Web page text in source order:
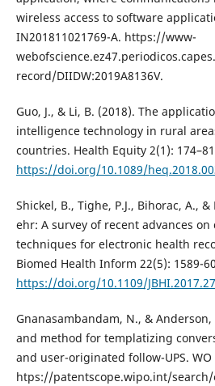
wireless access to software
IN201811021769-A. https://www-
record/DIIDW:2019A8136V.
Guo, J., & Li, B. (2018). The
intelligence technology in rural
countries. Health Equity 2(1):
https://doi.org/10.1089/
Shickel, B., Tighe, P.J., Bihorac, A.,
ehr: A survey of recent advances
techniques for electronic health
Biomed Health Inform 22(5): 1589-
https://doi.org/10.1109/
Gnanasambandam, N., & Anderson,
and method for templatizing
and user-originated follow-UPS. WO
htps://patentscope.wipo.int/